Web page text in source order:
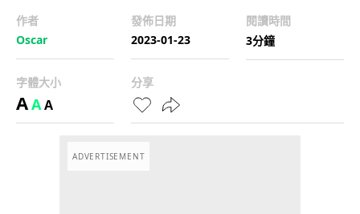
作者
Oscar
發佈日期
2023-01-23
閱讀時間
3分鐘
字體大小
AAA
分享
ADVERTISEMENT